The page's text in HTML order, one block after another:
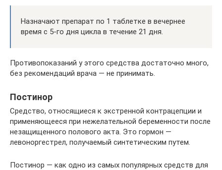
Назначают препарат по 1 таблетке в вечернее
время с 5-го дня цикла в течение 21 дня.
Противопоказаний у этого средства достаточно много,
без рекомендаций врача — не принимать.
Постинор
Средство, относящиеся к экстренной контрацепции и
применяющееся при нежелательной беременности после
незащищенного полового акта. Это гормон —
левоноргестрел, получаемый синтетическим путем.
Постинор — как одно из самых популярных средств для